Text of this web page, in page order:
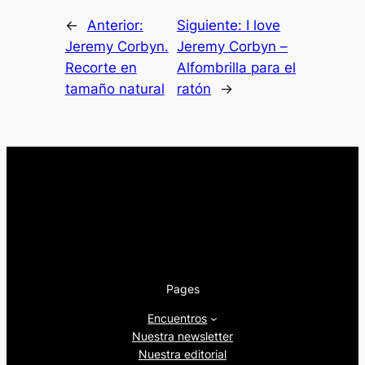
←
Anterior:
Jeremy Corbyn.
Recorte en
tamaño natural
Siguiente: I love
Jeremy Corbyn –
Alfombrilla para el
ratón
→
Pages
Encuentros
Nuestra newsletter
Nuestra editorial